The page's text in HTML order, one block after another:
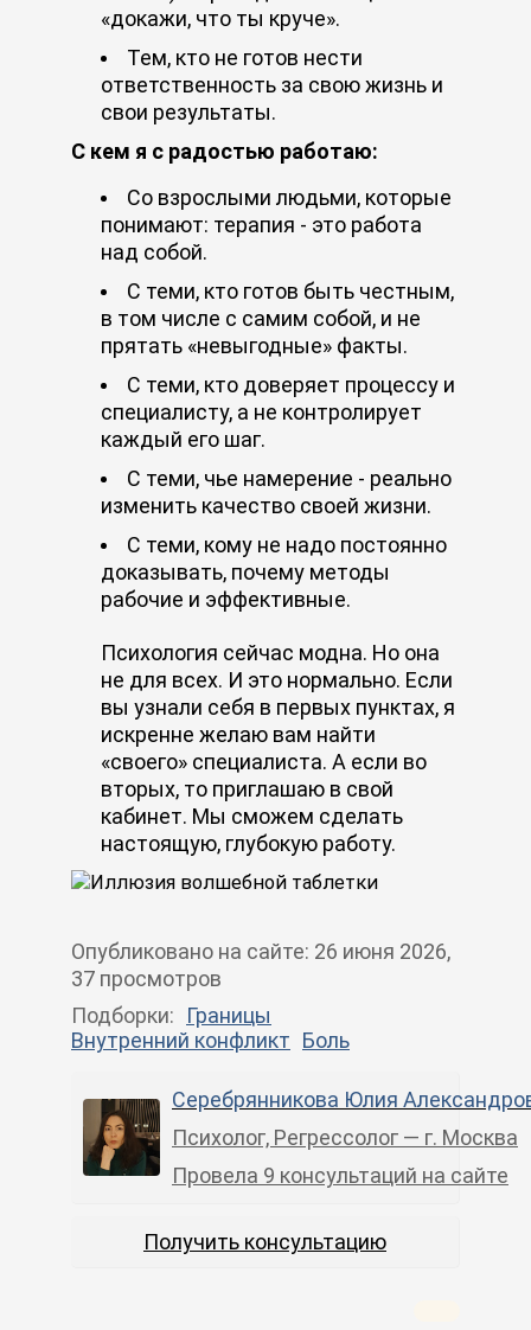
«докажи, что ты круче».
Тем, кто не готов нести
ответственность за свою жизнь и
свои результаты.
С кем я с радостью работаю:
Со взрослыми людьми, которые
понимают: терапия - это работа
над собой.
С теми, кто готов быть честным,
в том числе с самим собой, и не
прятать «невыгодные» факты.
С теми, кто доверяет процессу и
специалисту, а не контролирует
каждый его шаг.
С теми, чье намерение - реально
изменить качество своей жизни.
С теми, кому не надо постоянно
доказывать, почему методы
рабочие и эффективные.
Психология сейчас модна. Но она
не для всех. И это нормально. Если
вы узнали себя в первых пунктах, я
искренне желаю вам найти
«своего» специалиста. А если во
вторых, то приглашаю в свой
кабинет. Мы сможем сделать
настоящую, глубокую работу.
Опубликовано на сайте: 26 июня 2026,
37 просмотров
Подборки:
Границы
Внутренний конфликт Боль
Серебрянникова Юлия
Психолог, Регрессолог — г. Москва
Провела 9 консультаций на сайте
Получить консультацию